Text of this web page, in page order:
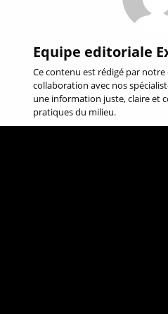
Equipe editoriale
Ce contenu est rédigé par
collaboration avec nos
une information juste, claire et
pratiques du milieu.